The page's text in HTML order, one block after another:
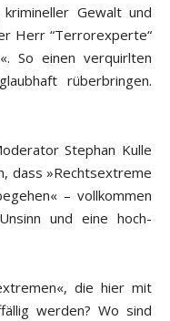
Gewalt und
Herr “Terrorexperte“
So einen verquirlten
rüberbringen.
Stephan Kulle
dass »Rechtsextreme
– vollkommen
und eine hoch-
die hier mit
werden? Wo sind